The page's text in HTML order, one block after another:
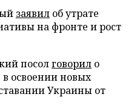
заявил об утрате
на фронте и рост
посолговорил о
освоении новых
Украины от